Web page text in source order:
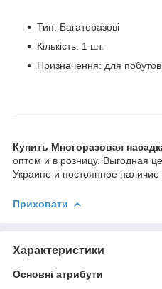
Тип: Багаторазові
Кількість: 1 шт.
Призначення: для
Купить Многоразовая
оптом и в розницу. Выгодная
Украине и постоянное наличие
Приховати
Характеристики
Основні атрибути